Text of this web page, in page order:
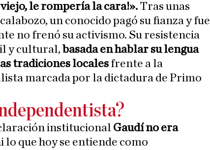
le rompería la cara!». Tras unas
un conocido pagó su fianza y fue
no frenó su activismo. Su resistencia
y cultural, basada en hablar su lengua
tradiciones locales frente a la
marcada por la dictadura de Primo
institucional Gaudí no era
lo que hoy se entiende como